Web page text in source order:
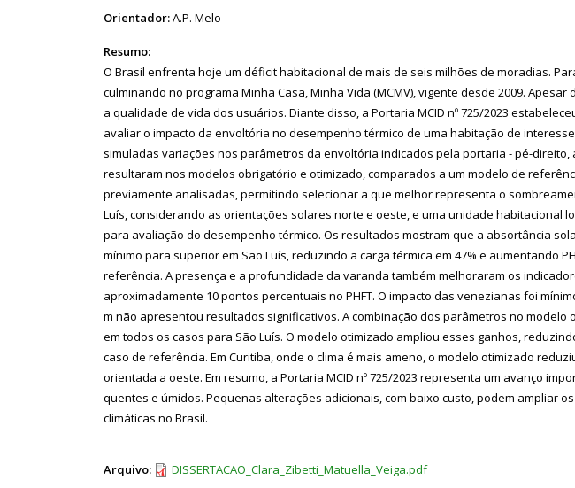
Orientador:A.P. Melo
Resumo:
O Brasil enfrenta hoje um déficit habitacional de mais de seis milhões de moradias.
culminando no programa Minha Casa, Minha Vida (MCMV), vigente desde 2009.
a qualidade de vida dos usuários. Diante disso, a Portaria MCID nº 725/2023
avaliar o impacto da envoltória no desempenho térmico de uma habitação de
simuladas variações nos parâmetros da envoltória indicados pela portaria - pé-
resultaram nos modelos obrigatório e otimizado, comparados a um modelo de
previamente analisadas, permitindo selecionar a que melhor representa o
Luís, considerando as orientações solares norte e oeste, e uma unidade habitacional
para avaliação do desempenho térmico. Os resultados mostram que a absortância
mínimo para superior em São Luís, reduzindo a carga térmica em 47% e aumentando
referência. A presença e a profundidade da varanda também melhoraram os
aproximadamente 10 pontos percentuais no PHFT. O impacto das venezianas foi
m não apresentou resultados significativos. A combinação dos parâmetros no
em todos os casos para São Luís. O modelo otimizado ampliou esses ganhos,
caso de referência. Em Curitiba, onde o clima é mais ameno, o modelo otimizado
orientada a oeste. Em resumo, a Portaria MCID nº 725/2023 representa um avanço
quentes e úmidos. Pequenas alterações adicionais, com baixo custo, podem ampliar
climáticas no Brasil.
Arquivo: DISSERTACAO_Clara_Zibetti_Matuella_Veiga.pdf